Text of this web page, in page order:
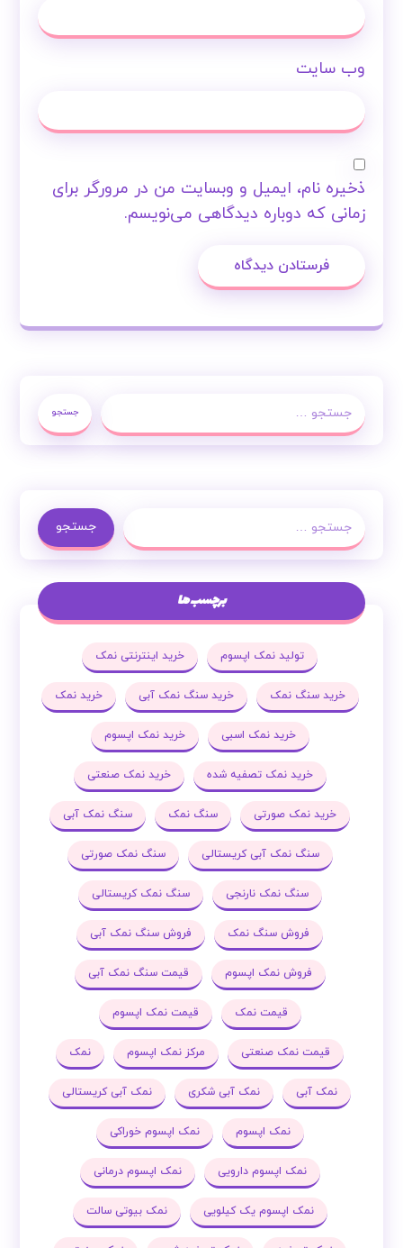
وب‌ سایت
ذخیره نام، ایمیل و وبسایت من در مرورگر برای
زمانی که دوباره دیدگاهی می‌نویسم.
فرستادن دیدگاه
جستجو
جستجو
برچسب ها
تولید نمک اپسوم خرید اینترنتی نمک
خرید سنگ نمک خرید سنگ نمک آبی خرید نمک
خرید نمک اسبی خرید نمک اپسوم
خرید نمک تصفیه شده خرید نمک صنعتی
خرید نمک صورتی سنگ نمک سنگ نمک آبی
سنگ نمک آبی کریستالی سنگ نمک صورتی
سنگ نمک نارنجی سنگ نمک کریستالی
فروش سنگ نمک فروش سنگ نمک آبی
فروش نمک اپسوم قیمت سنگ نمک آبی
قیمت نمک قیمت نمک اپسوم
قیمت نمک صنعتی مرکز نمک اپسوم نمک
نمک آبی نمک آبی شکری نمک آبی کریستالی
نمک اپسوم نمک اپسوم خوراکی
نمک اپسوم دارویی نمک اپسوم درمانی
نمک اپسوم یک کیلویی نمک بیوتی سالت